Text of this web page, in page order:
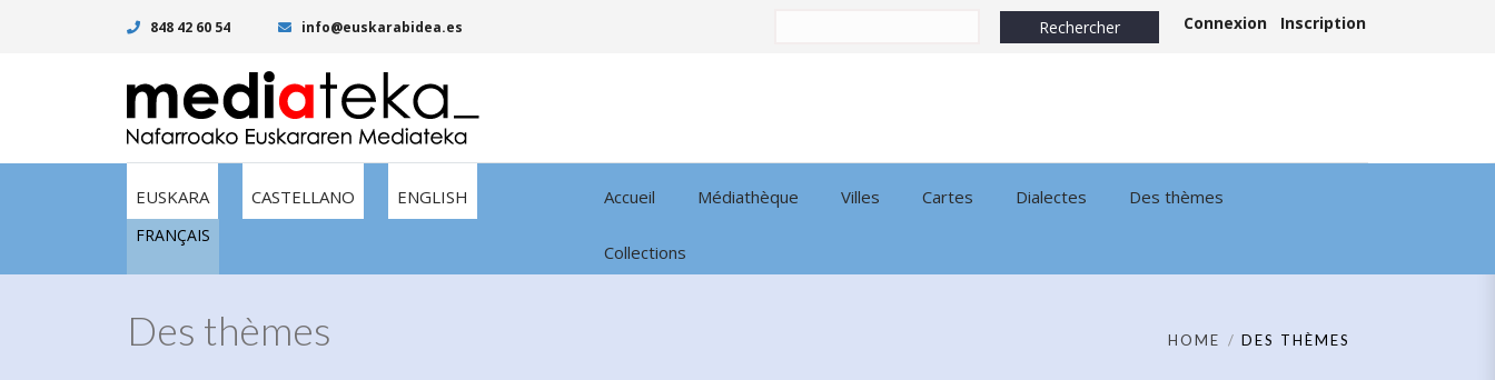
848 42 60 54 info@euskarabidea.es Connexion Inscription
EUSKARA CASTELLANO ENGLISH
FRANÇAIS
Accueil Médiathèque Villes Cartes Dialectes Des thèmes
Collections
Des thèmes HOME DES THÈMES